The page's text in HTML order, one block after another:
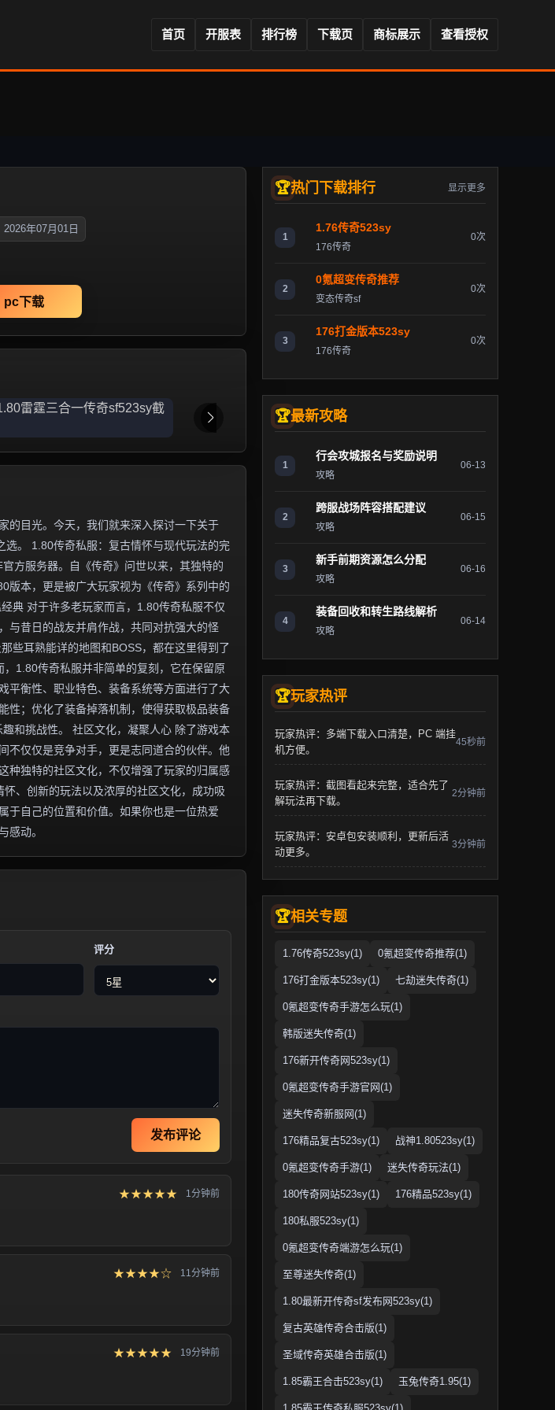
首页 开服表 排行榜 下载页 商标展示 查看授权
2026年07月01日
pc下载
的目光。今天，我们就来深入探讨一下关于
选。 1.80传奇私服：复古情怀与现代玩法的完
方服务器。自《传奇》问世以来，其独特的
版本，更是被广大玩家视为《传奇》系列中的
典 对于许多老玩家而言，1.80传奇私服不仅
与昔日的战友并肩作战，共同对抗强大的怪
些耳熟能详的地图和BOSS，都在这里得到了
1.80传奇私服并非简单的复刻，它在保留原
平衡性、职业特色、装备系统等方面进行了大
性；优化了装备掉落机制，使得获取极品装备
和挑战性。 社区文化，凝聚人心 除了游戏本
不仅仅是竞争对手，更是志同道合的伙伴。他
种独特的社区文化，不仅增强了玩家的归属感
、创新的玩法以及浓厚的社区文化，成功吸
于自己的位置和价值。如果你也是一位热爱
感动。
评分
发布评论
★★★★★ 1分钟前
★★★★☆ 11分钟前
★★★★★ 19分钟前
热门下载排行 显示更多
1
1.76传奇523sy
176传奇
0次
2
0氪超变传奇推荐
变态传奇sf
0次
3
176打金版本523sy
176传奇
0次
最新攻略
1
行会攻城报名与奖励说明
攻略
06-13
2
跨服战场阵容搭配建议
攻略
06-15
3
新手前期资源怎么分配
攻略
06-16
4
装备回收和转生路线解析
攻略
06-14
玩家热评
玩家热评：多端下载入口清楚，PC 端挂
机方便。
45秒前
玩家热评：截图看起来完整，适合先了
解玩法再下载。
2分钟前
玩家热评：安卓包安装顺利，更新后活
动更多。
3分钟前
相关专题
1.76传奇523sy(1) 0氪超变传奇推荐(1)
176打金版本523sy(1) 七劫迷失传奇(1)
0氪超变传奇手游怎么玩(1)
韩版迷失传奇(1)
176新开传奇网523sy(1)
0氪超变传奇手游官网(1)
迷失传奇新服网(1)
176精品复古523sy(1) 战神1.80523sy(1)
0氪超变传奇手游(1) 迷失传奇玩法(1)
180传奇网站523sy(1) 176精品523sy(1)
180私服523sy(1)
0氪超变传奇端游怎么玩(1)
至尊迷失传奇(1)
1.80最新开传奇sf发布网523sy(1)
复古英雄传奇合击版(1)
圣域传奇英雄合击版(1)
1.85霸王合击523sy(1) 玉兔传奇1.95(1)